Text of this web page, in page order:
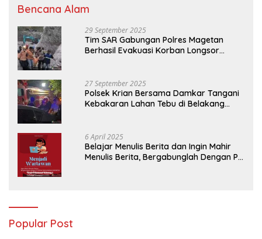
Bencana Alam
29 September 2025
Tim SAR Gabungan Polres Magetan
Berhasil Evakuasi Korban Longsor
27 September 2025
Polsek Krian Bersama Damkar Tangani
Kebakaran Lahan Tebu di Belakang
6 April 2025
Belajar Menulis Berita dan Ingin Mahir
Menulis Berita, Bergabunglah Dengan PT
Popular Post